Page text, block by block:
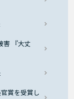
害 『大丈
賞を受賞し